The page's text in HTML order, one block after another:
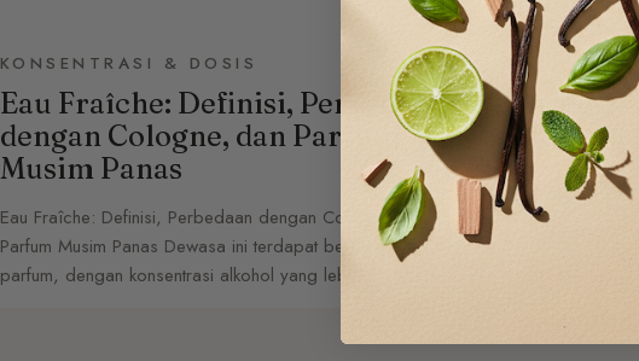
KONSENTRASI & DOSIS
Eau Fraîche: Definisi, Perbedaan
dengan Cologne, dan Parfum
Musim Panas
Eau Fraîche: Definisi, Perbedaan dengan Cologne, dan
Parfum Musim Panas Dewasa ini terdapat beberapa jenis
parfum, dengan konsentrasi alkohol yang lebih atau…
Eau de
dan Cara
Eau de Toilette:
Eau de toilette